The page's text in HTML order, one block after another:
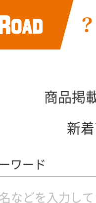
商品掲
新
ワード